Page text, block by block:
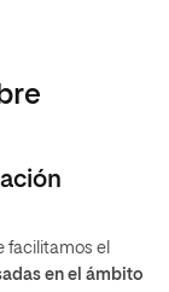
facilitamos el
en el ámbito